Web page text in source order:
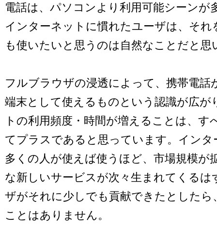
電話は、パソコンより利用可能シーンが
インターネットに慣れたユーザは、そ
も使いたいと思うのは自然なことだと思
フルブラウザの浸透によって、携帯電話
端末として使えるものという認識が広が
トの利用頻度・時間が増えることは、す
てプラスであると思っています。イン
多くの人が使えば使うほど、市場規模が
な新しいサービスが次々生まれてくるは
ザがそれに少しでも貢献できたとした
ことはありません。